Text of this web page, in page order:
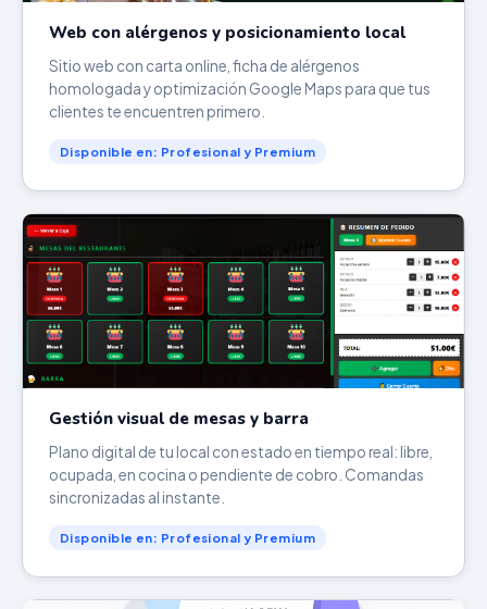
Web con alérgenos y posicionamiento local
Sitio web con carta online, ficha de alérgenos
homologada y optimización Google Maps para que tus
clientes te encuentren primero.
Disponible en: Profesional y Premium
Gestión visual de mesas y barra
Plano digital de tu local con estado en tiempo real: libre,
ocupada, en cocina o pendiente de cobro. Comandas
sincronizadas al instante.
Disponible en: Profesional y Premium